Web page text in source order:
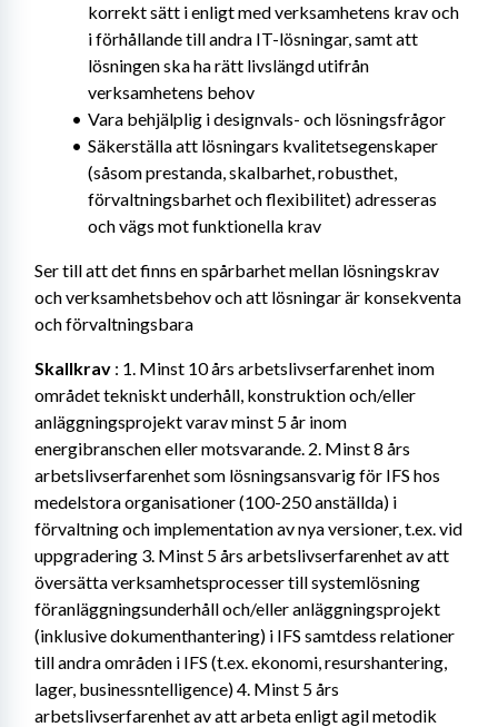
korrekt sätt i enligt med verksamhetens krav och
i förhållande till andra IT-lösningar, samt att
lösningen ska ha rätt livslängd utifrån
verksamhetens behov
Vara behjälplig i designvals- och lösningsfrågor
Säkerställa att lösningars kvalitetsegenskaper
(såsom prestanda, skalbarhet, robusthet,
förvaltningsbarhet och flexibilitet) adresseras
och vägs mot funktionella krav
Ser till att det finns en spårbarhet mellan lösningskrav
och verksamhetsbehov och att lösningar är konsekventa
och förvaltningsbara
Skallkrav : 1. Minst 10 års arbetslivserfarenhet inom
området tekniskt underhåll, konstruktion och/eller
anläggningsprojekt varav minst 5 år inom
energibranschen eller motsvarande. 2. Minst 8 års
arbetslivserfarenhet som lösningsansvarig för IFS hos
medelstora organisationer (100-250 anställda) i
förvaltning och implementation av nya versioner, t.ex. vid
uppgradering 3. Minst 5 års arbetslivserfarenhet av att
översätta verksamhetsprocesser till systemlösning
föranläggningsunderhåll och/eller anläggningsprojekt
(inklusive dokumenthantering) i IFS samtdess relationer
till andra områden i IFS (t.ex. ekonomi, resurshantering,
lager, businessntelligence) 4. Minst 5 års
arbetslivserfarenhet av att arbeta enligt agil metodik